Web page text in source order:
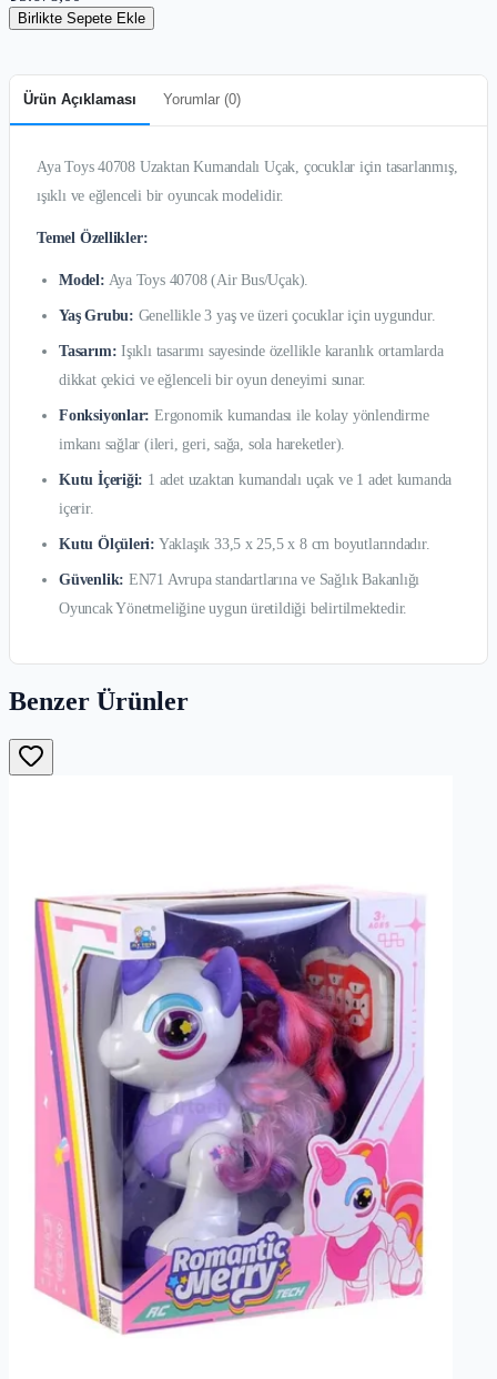
Birlikte Sepete Ekle
Ürün Açıklaması Yorumlar (0)
Aya Toys 40708 Uzaktan Kumandalı Uçak, çocuklar için tasarlanmış,
ışıklı ve eğlenceli bir oyuncak modelidir.
Temel Özellikler:
Model: Aya Toys 40708 (Air Bus/Uçak).
Yaş Grubu: Genellikle 3 yaş ve üzeri çocuklar için uygundur.
Tasarım: Işıklı tasarımı sayesinde özellikle karanlık ortamlarda
dikkat çekici ve eğlenceli bir oyun deneyimi sunar.
Fonksiyonlar: Ergonomik kumandası ile kolay yönlendirme
imkanı sağlar (ileri, geri, sağa, sola hareketler).
Kutu İçeriği: 1 adet uzaktan kumandalı uçak ve 1 adet kumanda
içerir.
Kutu Ölçüleri: Yaklaşık 33,5 x 25,5 x 8 cm boyutlarındadır.
Güvenlik: EN71 Avrupa standartlarına ve Sağlık Bakanlığı
Oyuncak Yönetmeliğine uygun üretildiği belirtilmektedir.
Benzer Ürünler